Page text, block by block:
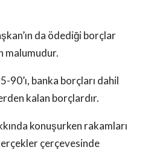
da ödediği borçlar
malumudur.
90’ı, banka borçları dahil
kalan borçlardır.
konuşurken rakamları
çerçevesinde